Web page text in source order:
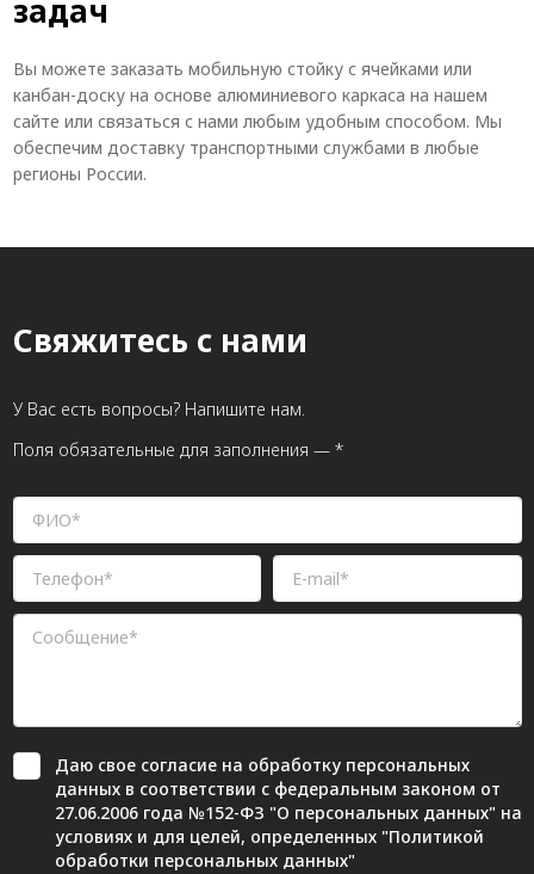
задач
Вы можете заказать мобильную стойку с ячейками или
канбан-доску на основе алюминиевого каркаса на нашем
сайте или связаться с нами любым удобным способом. Мы
обеспечим доставку транспортными службами в любые
регионы России.
Свяжитесь с нами
У Вас есть вопросы? Напишите нам.
Поля обязательные для заполнения — *
Даю свое согласиена обработку персональных
данных в соответствии с федеральным законом от
27.06.2006 года №152-ФЗ "О персональных данных" на
условиях и для целей, определенных "Политикой
обработки персональных данных"